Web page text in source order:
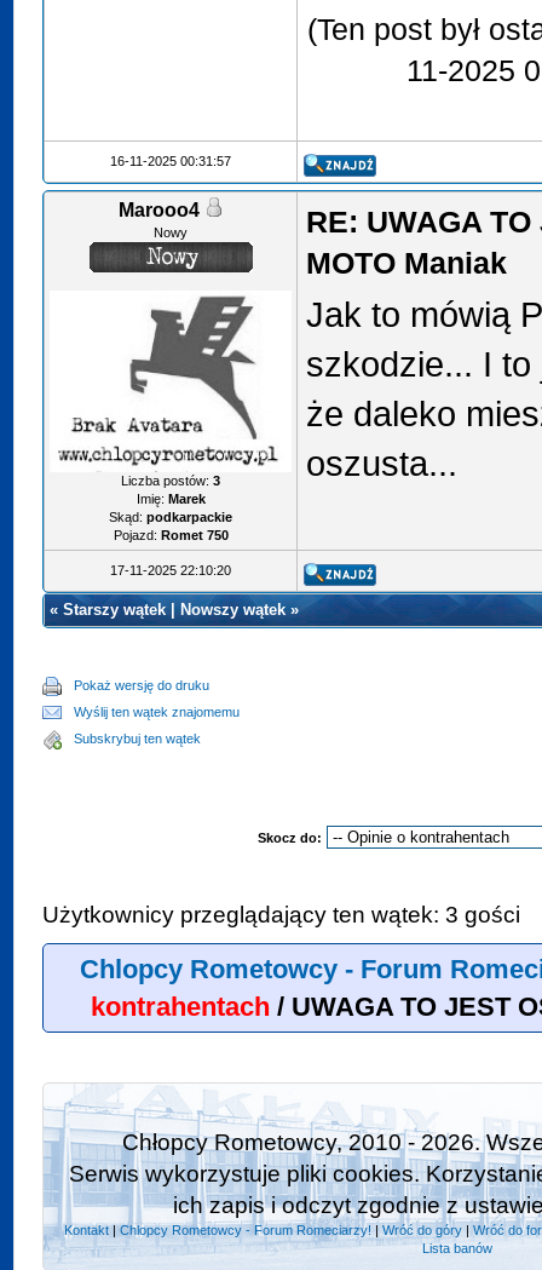
(Ten post był
11-2025
16-11-2025 00:31:57
Marooo4
Nowy
Liczba postów:3
Imię: Marek
Skąd: podkarpackie
Pojazd: Romet 750
RE: UWAGA
MOTO Maniak
Jak to mówią
szkodzie... I
że daleko
oszusta...
17-11-2025 22:10:20
«Starszy wątek Nowszy wątek»
Pokaż wersję do druku
Wyślij ten wątek znajomemu
Subskrybuj ten wątek
Skocz do:
Użytkownicy przeglądający ten wątek: 3 gości
Chlopcy Rometowcy - Forum
kontrahentach / UWAGA TO JEST
Chłopcy Rometowcy, 2010 - 2026.
Serwis wykorzystuje pliki cookies.
ich zapis i odczyt zgodnie z
Kontakt| Chlopcy Rometowcy - Forum Romeciarzy! |Wróć do góry| Wróć do
Lista banów